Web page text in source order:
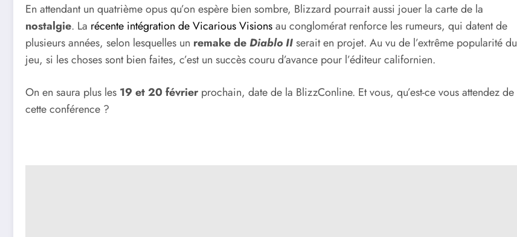
En attendant un quatrième opus qu’on espère bien sombre, Blizzard pourrait aussi jouer la carte de la
nostalgie. La récente intégration de Vicarious Visionsau conglomérat renforce les rumeurs, qui datent de
plusieurs années, selon lesquelles un remake de Diablo IIserait en projet. Au vu de l’extrême popularité du
jeu, si les choses sont bien faites, c’est un succès couru d’avance pour l’éditeur californien.
On en saura plus les 19 et 20 février prochain, date de la BlizzConline. Et vous, qu’est-ce vous attendez de
cette conférence ?